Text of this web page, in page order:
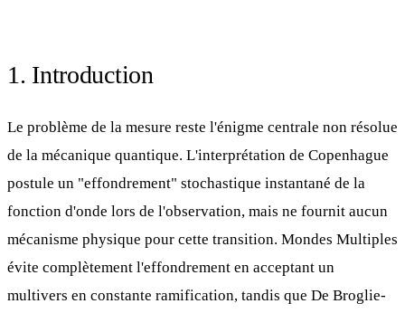
1. Introduction
Le problème de la mesure reste l'énigme centrale non résolue
de la mécanique quantique. L'interprétation de Copenhague
postule un "effondrement" stochastique instantané de la
fonction d'onde lors de l'observation, mais ne fournit aucun
mécanisme physique pour cette transition. Mondes Multiples
évite complètement l'effondrement en acceptant un
multivers en constante ramification, tandis que De Broglie-